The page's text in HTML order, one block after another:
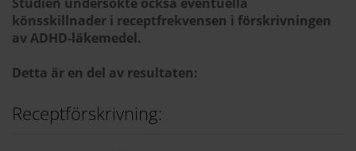
könsskillnader i receptfrekvensen i förskrivningen
av ADHD-läkemedel.
Detta är en del av resultaten:
Receptförskrivning: